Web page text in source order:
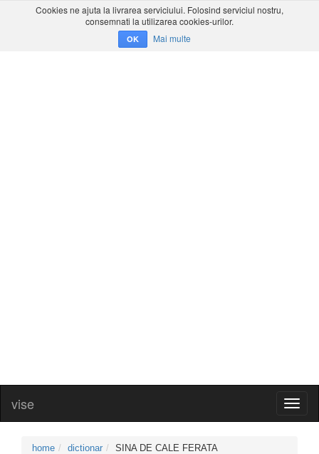
Cookies ne ajuta la livrarea serviciului. Folosind serviciul nostru,
consemnati la utilizarea cookies-urilor.
OK Mai multe
vise
home dictionar SINA DE CALE FERATA